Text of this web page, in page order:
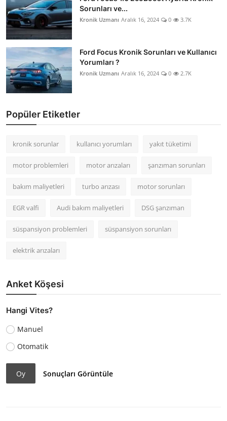
Sorunları ve...
Kronik Uzmanı Aralık 16, 2024 0 3.7K
Ford Focus Kronik Sorunları ve Kullanıcı
Yorumları ?
Kronik Uzmanı Aralık 16, 2024 0 2.7K
Popüler Etiketler
kronik sorunlar kullanıcı yorumları yakıt tüketimi
motor problemleri motor arızaları şanzıman sorunları
bakım maliyetleri turbo arızası motor sorunları
EGR valfi Audi bakım maliyetleri DSG şanzıman
süspansiyon problemleri süspansiyon sorunları
elektrik arızaları
Anket Köşesi
Hangi Vites?
Manuel
Otomatik
Oy Sonuçları Görüntüle